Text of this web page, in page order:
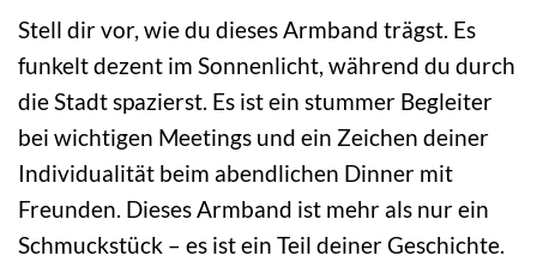
Stell dir vor, wie du dieses Armband trägst. Es
funkelt dezent im Sonnenlicht, während du durch
die Stadt spazierst. Es ist ein stummer Begleiter
bei wichtigen Meetings und ein Zeichen deiner
Individualität beim abendlichen Dinner mit
Freunden. Dieses Armband ist mehr als nur ein
Schmuckstück – es ist ein Teil deiner Geschichte.